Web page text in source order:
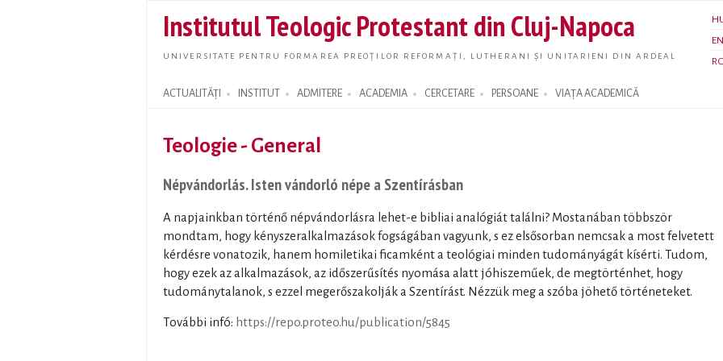
main
content
Institutul Teologic Protestant din Cluj-Napoca
UNIVERSITATE PENTRU FORMAREA PREOȚILOR REFORMAȚI, LUTHERANI ȘI UNITARIENI DIN ARDEAL
EN
ACTUALITĂȚI INSTITUT ADMITERE ACADEMIA CERCETARE PERSOANE VIAȚA ACADEMICĂ
Search form
Teologie - General
Népvándorlás. Isten vándorló népe a Szentírásban
A napjainkban történő népvándorlásra lehet-e bibliai analógiát találni? Mostanában többször
mondtam, hogy kényszeralkalmazások fogságában vagyunk, s ez elsősorban nemcsak a most felvetett
kérdésre vonatozik, hanem homiletikai ficamként a teológiai minden tudományágát kísérti. Tudom,
hogy ezek az alkalmazások, az időszerűsítés nyomása alatt jóhiszeműek, de megtörténhet, hogy
tudománytalanok, s ezzel megerőszakolják a Szentírást. Nézzük meg a szóba jöhető történeteket.
További infó: https://repo.proteo.hu/publication/5845